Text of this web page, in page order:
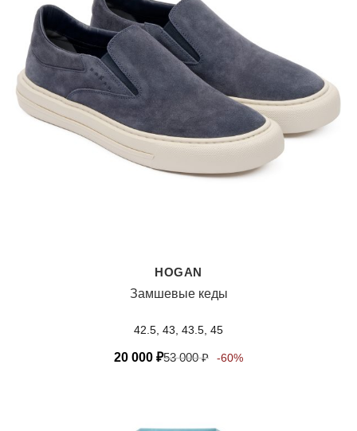
HOGAN
Замшевые кеды
42.5, 43, 43.5, 45
20 000 ₽53 000₽ -60%